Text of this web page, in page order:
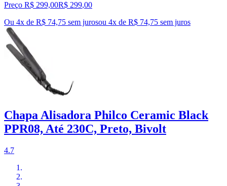
Preço R$ 299,00R$ 299,00
Ou 4x de R$ 74,75 sem jurosou 4x de R$ 74,75 sem juros
Chapa Alisadora Philco Ceramic Black
PPR08, Até 230C, Preto, Bivolt
4.7